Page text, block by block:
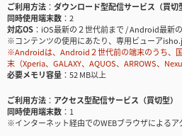
ご利用方法
ダウンロード型配信サービス（買切
同時使用端末数
2
対応OS
iOS最新の２世代前まで / Android最新
※コンテンツの使用にあたり、専用ビューア
※Androidは、Android２世代前の端末のうち、
末（Xperia、GALAXY、AQUOS、ARROWS、
必要メモリ容量
52 MB以上
ご利用方法
アクセス型配信サービス（買切型）
同時使用端末数
1
※インターネット経由でのWEBブラウザによるア